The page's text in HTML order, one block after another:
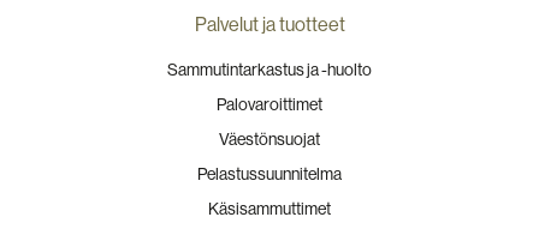
Palvelut ja tuotteet
Sammutintarkastus ja -huolto
Palovaroittimet
Väestönsuojat
Pelastussuunnitelma
Käsisammuttimet